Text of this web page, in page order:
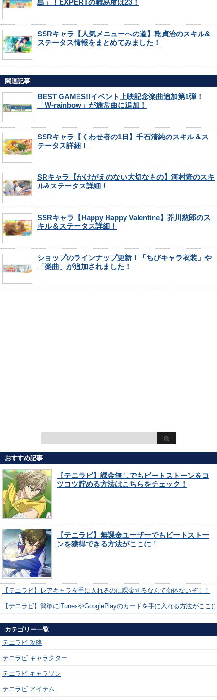
島」！EXPERTの難易度は23！
SSRキャラ【人気メニューへの道】乾貞治のスキル&
ステータス情報をまとめてみました！
関連記事
BEST GAMES!!イベント上映記念楽曲追加第1弾！
「W-rainbow」が通常曲に追加！
SSRキャラ【くわせ者の1日】千石清純のスキル＆ス
テータス詳細！
SRキャラ【かけがえのない大切なもの】河村隆のスキ
ル&ステータス詳細！
SSRキャラ【Happy Happy Valentine】芥川慈郎のス
キル＆ステータス詳細！
ショップのラインナップ更新！「ちびキャラ衣装」や
「楽曲」が追加されました！
おすすめ記事
【テニラビ】課金無しでもビートストーンをコ
ツコツ貯める方法はこちらをチェック！
【テニラビ】無課金ユーザーでもビートストー
ンを獲得できる方法がここに！
【テニラビ】レアキャラを手に入れるのに課金するなんて勿体ないぞ！！
【テニラビ】簡単にiTunesやGooglePlayのカードを手に入れる方法がここ
カテゴリー一覧
テニラビ 攻略
テニラビ キャラクター
テニラビ キャラソン
テニラビ アイテム